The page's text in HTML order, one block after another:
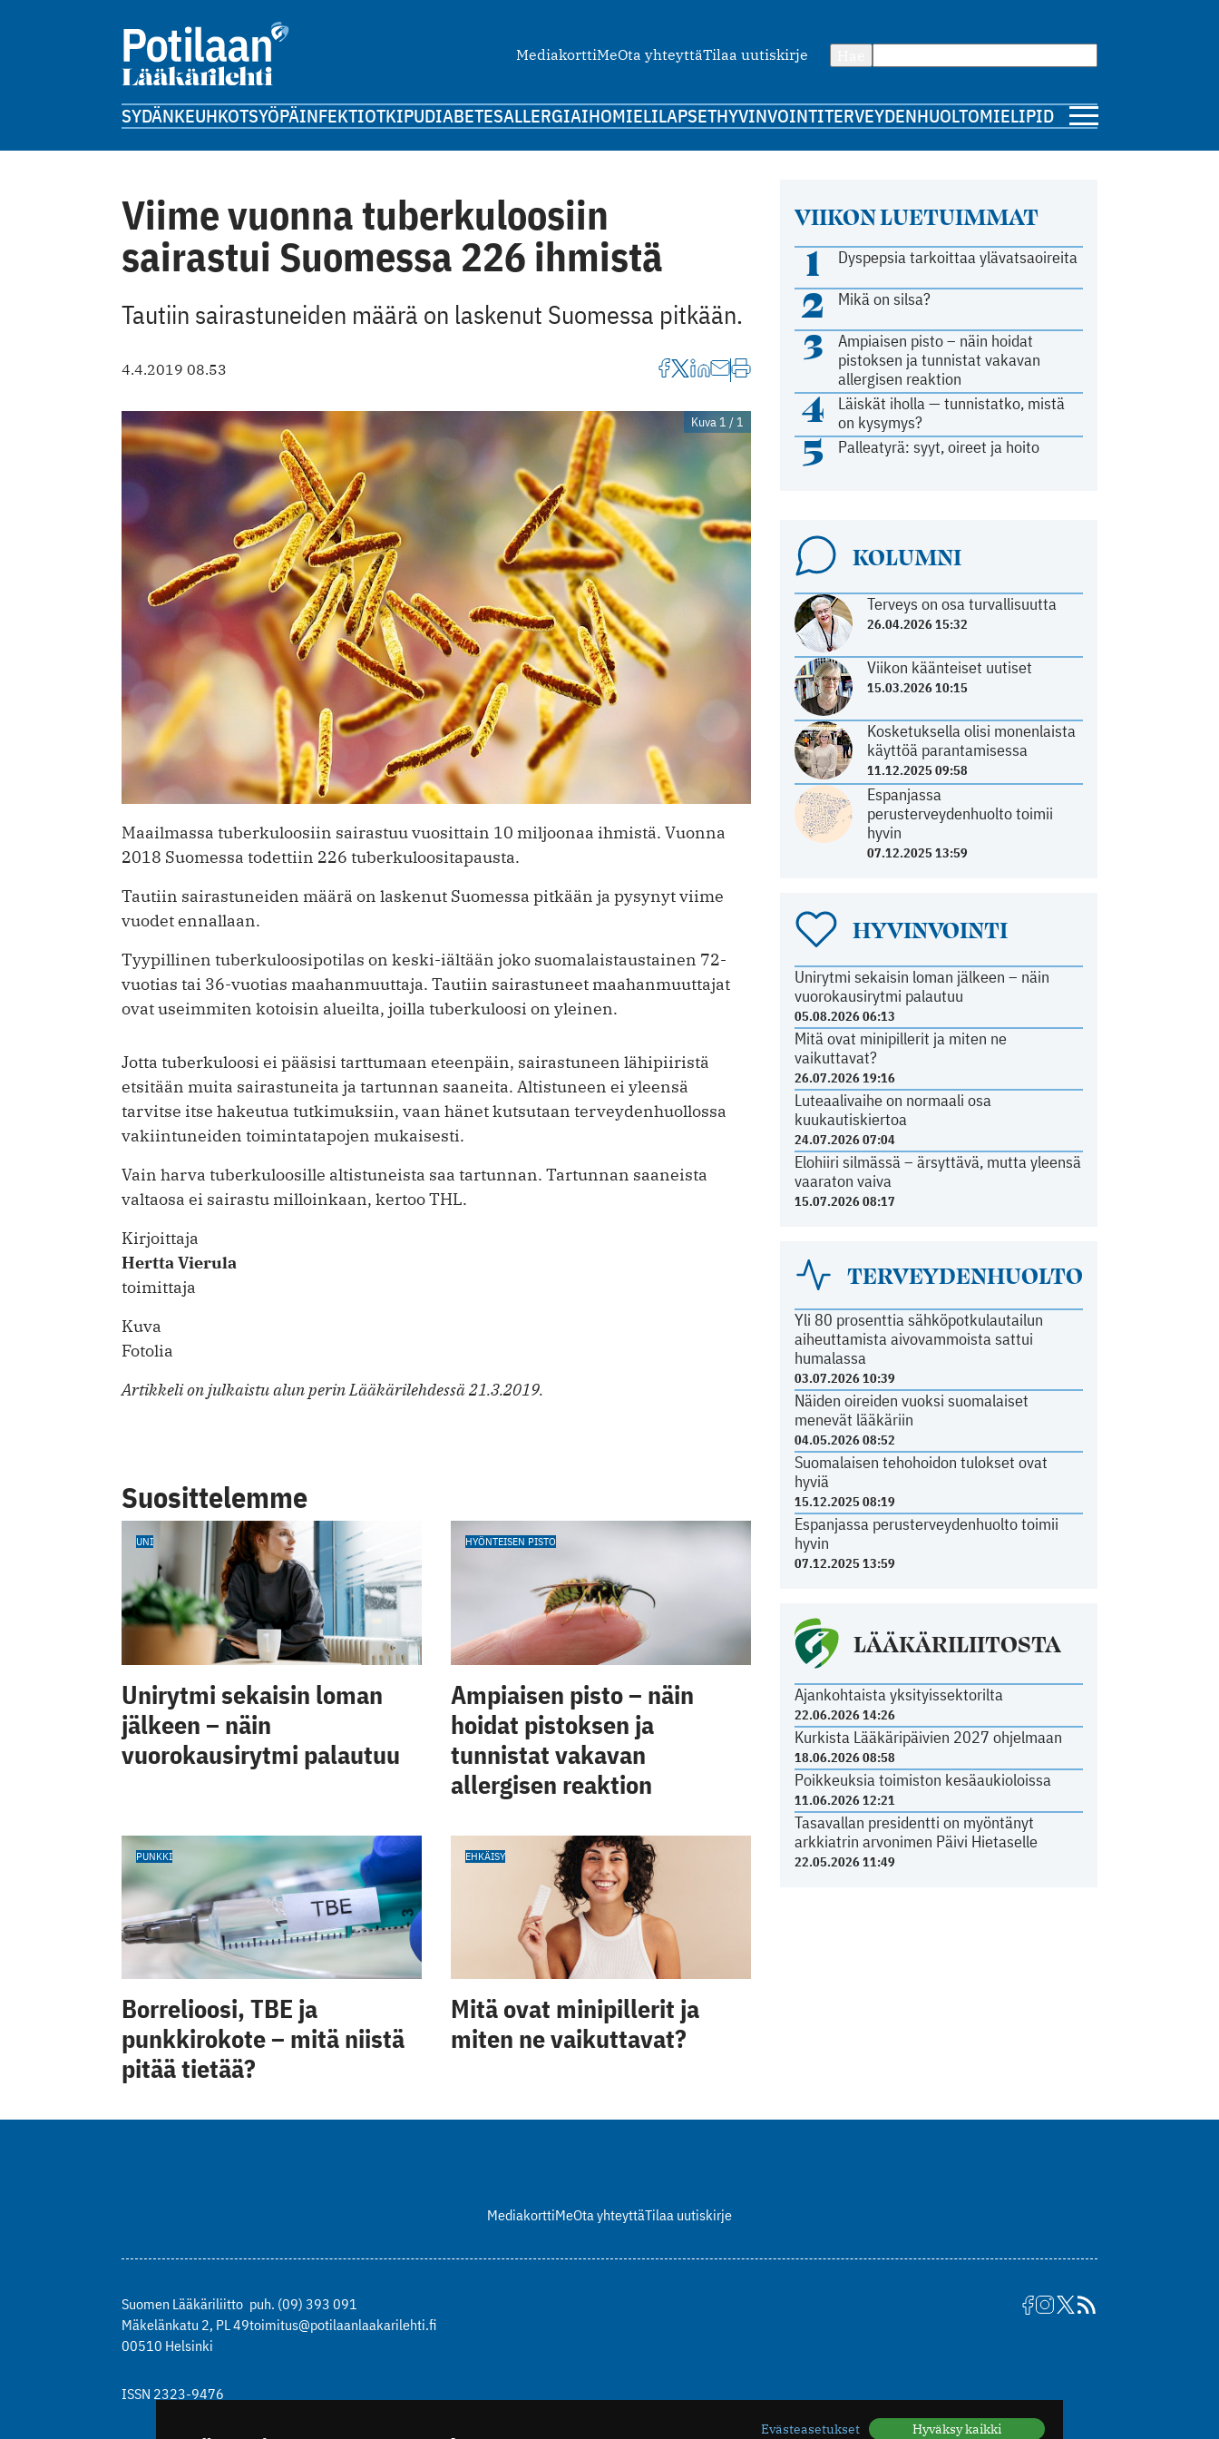
MediakorttiMeOta yhteyttäTilaa uutiskirje
SYDÄNKEUHKOTSYÖPÄINFEKTIOTKIPUDIABETESALLERGIAIHOMIELILAPSETHYVINVOINTITERVEYDENHUOLTOMIELIPIDE
VIIKON LUETUIMMAT
1 Dyspepsia tarkoittaa ylävatsaoireita
2 Mikä on silsa?
3
Ampiaisen pisto – näin hoidat
pistoksen ja tunnistat vakavan
allergisen reaktion
4
Läiskät iholla — tunnistatko, mistä
on kysymys?
5 Palleatyrä: syyt, oireet ja hoito
KOLUMNI
Terveys on osa turvallisuutta
26.04.2026 15:32
Viikon käänteiset uutiset
15.03.2026 10:15
Kosketuksella olisi monenlaista
käyttöä parantamisessa
11.12.2025 09:58
Espanjassa
perusterveydenhuolto toimii
hyvin
07.12.2025 13:59
HYVINVOINTI
Unirytmi sekaisin loman jälkeen – näin
vuorokausirytmi palautuu
05.08.2026 06:13
Mitä ovat minipillerit ja miten ne
vaikuttavat?
26.07.2026 19:16
Luteaalivaihe on normaali osa
kuukautiskiertoa
24.07.2026 07:04
Elohiiri silmässä – ärsyttävä, mutta yleensä
vaaraton vaiva
15.07.2026 08:17
TERVEYDENHUOLTO
Yli 80 prosenttia sähköpotkulautailun
aiheuttamista aivovammoista sattui
humalassa
03.07.2026 10:39
Näiden oireiden vuoksi suomalaiset
menevät lääkäriin
04.05.2026 08:52
Suomalaisen tehohoidon tulokset ovat
hyviä
15.12.2025 08:19
Espanjassa perusterveydenhuolto toimii
hyvin
07.12.2025 13:59
LÄÄKÄRILIITOSTA
Ajankohtaista yksityissektorilta
22.06.2026 14:26
Kurkista Lääkäripäivien 2027 ohjelmaan
18.06.2026 08:58
Poikkeuksia toimiston kesäaukioloissa
11.06.2026 12:21
Tasavallan presidentti on myöntänyt
arkkiatrin arvonimen Päivi Hietaselle
22.05.2026 11:49
Viime vuonna tuberkuloosiin
sairastui Suomessa 226 ihmistä
Tautiin sairastuneiden määrä on laskenut Suomessa pitkään.
4.4.2019 08.53
Kuva 1 / 1
Maailmassa tuberkuloosiin sairastuu vuosittain 10 miljoonaa ihmistä. Vuonna
2018 Suomessa todettiin 226 tuberkuloositapausta.
Tautiin sairastuneiden määrä on laskenut Suomessa pitkään ja pysynyt viime
vuodet ennallaan.
Tyypillinen tuberkuloosipotilas on keski-iältään joko suomalaistaustainen 72-
vuotias tai 36-vuotias maahanmuuttaja. Tautiin sairastuneet maahanmuuttajat
ovat useimmiten kotoisin alueilta, joilla tuberkuloosi on yleinen.
Jotta tuberkuloosi ei pääsisi tarttumaan eteenpäin, sairastuneen lähipiiristä
etsitään muita sairastuneita ja tartunnan saaneita. Altistuneen ei yleensä
tarvitse itse hakeutua tutkimuksiin, vaan hänet kutsutaan terveydenhuollossa
vakiintuneiden toimintatapojen mukaisesti.
Vain harva tuberkuloosille altistuneista saa tartunnan. Tartunnan saaneista
valtaosa ei sairastu milloinkaan, kertoo THL.
Kirjoittaja
Hertta Vierula
toimittaja
Kuva
Fotolia
Artikkeli on julkaistu alun perin Lääkärilehdessä 21.3.2019.
Suosittelemme
UNI
Unirytmi sekaisin loman
jälkeen – näin
vuorokausirytmi palautuu
HYÖNTEISEN PISTO
Ampiaisen pisto – näin
hoidat pistoksen ja
tunnistat vakavan
allergisen reaktion
PUNKKI
Borrelioosi, TBE ja
punkkirokote – mitä niistä
pitää tietää?
EHKÄISY
Mitä ovat minipillerit ja
miten ne vaikuttavat?
MediakorttiMeOta yhteyttäTilaa uutiskirje
Suomen Lääkäriliitto
Mäkelänkatu 2, PL 49
00510 Helsinki
puh. (09) 393 091
toimitus@potilaanlaakarilehti.fi
ISSN 2323-9476
Evästeasetukset Hyväksy kaikki